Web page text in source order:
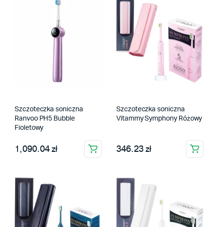
Szczoteczka soniczna
Ranvoo PH5 Bubble
Fioletowy
1,090.04 zł
Szczoteczka soniczna
Vitammy Symphony Różowy
346.23 zł